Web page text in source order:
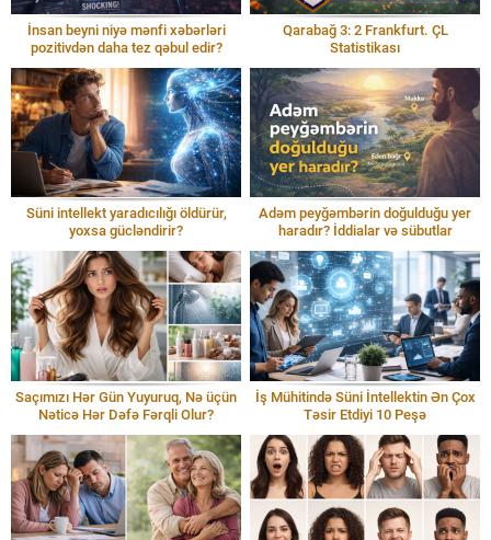
İnsan beyni niyə mənfi xəbərləri
pozitivdən daha tez qəbul edir?
Qarabağ 3: 2 Frankfurt. ÇL
Statistikası
Süni intellekt yaradıcılığı öldürür,
yoxsa gücləndirir?
Adəm peyğəmbərin doğulduğu yer
haradır? İddialar və sübutlar
Saçımızı Hər Gün Yuyuruq, Nə üçün
Nəticə Hər Dəfə Fərqli Olur?
İş Mühitində Süni İntellektin Ən Çox
Təsir Etdiyi 10 Peşə